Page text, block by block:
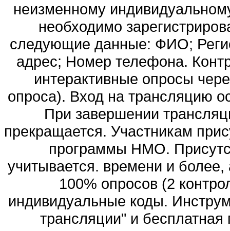
неизменному
необходимо
следующие данные: ФИО;
адрес; Номер телефона.
интерактивные опросы
опроса). Вход на трансляцию
При завершении
прекращается. Участникам
программы НМО.
учитывается. времени и
100% опросов (2
индивидуальные коды.
трансляции" и